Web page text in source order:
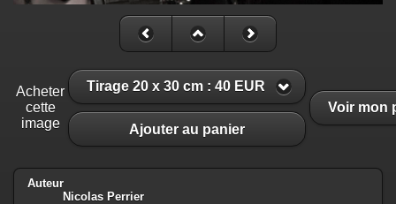
Acheter
cette
image
Tirage 20 x 30 cm : 40 EUR
Ajouter au panier
Voir mon
Auteur
Nicolas Perrier